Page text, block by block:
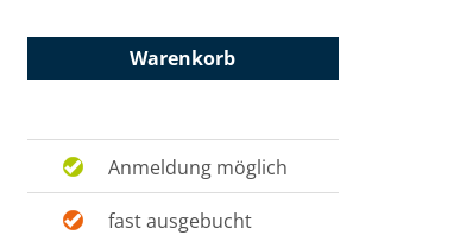
Warenkorb
Anmeldung möglich
fast ausgebucht